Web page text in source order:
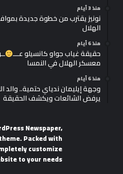
منذ 3 أيام
نونيز يقترب من خطوة جديدة
الهلال
منذ 6 أيام
حقيقة غياب جواو كانسيلو عـــ
معسكر الهلال في النمسا
منذ 6 أيام
وجهة إيليمان ندياي حتمية.. والد
يرفض الشائعات ويكشف الحقيقة
Newspaper,
Packed with
customize
to your needs.